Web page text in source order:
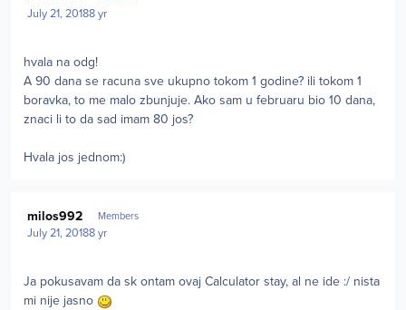
July 21, 20188 yr
hvala na odg!
A 90 dana se racuna sve ukupno tokom 1 godine? ili tokom 1
boravka, to me malo zbunjuje. Ako sam u februaru bio 10 dana,
znaci li to da sad imam 80 jos?
Hvala jos jednom:)
milos992 Members
July 21, 20188 yr
Ja pokusavam da sk ontam ovaj Calculator stay, al ne ide :/ nista
mi nije jasno